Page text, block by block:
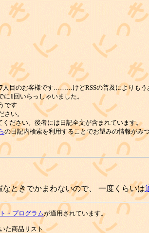
人目のお客様です………けどRSSの普及によりもう
に1 回いらっしゃいました。
です
さい。
ください。後者には日記全文が含まれています。
の日記内検索を利用することでお望みの情報がみ
ときでかまわないので、 一度くらいは
・プログラムが適用されています。
た商品リスト